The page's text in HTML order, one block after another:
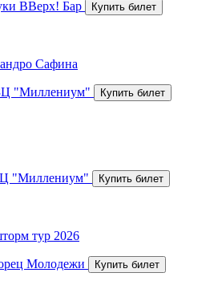
ВВерх! Бар
Сафина
"Миллениум"
"Миллениум"
тур 2026
Молодежи